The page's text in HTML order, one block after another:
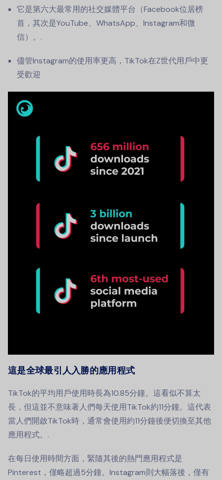
它是第六大最常用的社交媒體平台（Facebook位居榜
首，其次是YouTube、WhatsApp、Instagram和微
信）。.
儘管Instagram的使用率更高，TikTok在Z世代用戶中更
受歡迎
這是全球最引人入勝的應用程式
TikTok的平均用戶使用時長為10.85分鐘。這看似不算太
長，但這並不意味著人們每天使用TikTok約11分鐘。這代表
當人們開啟TikTok時，通常會使用約11分鐘後便切換至其他
應用程式。.
在每日使用時間方面，緊隨其後的熱門應用程式是
Pinterest，僅略超過5分鐘。Instagram則大幅落後，僅有